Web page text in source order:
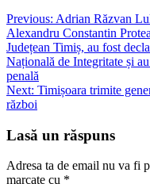
Navigare
în
articole
Previous: Adrian Răzvan
Alexandru Constantin
Județean Timiș, au fost
Națională de Integritate și
penală
Next: Timișoara trimite
război
Lasă un răspuns
Adresa ta de email nu va fi
marcate cu *